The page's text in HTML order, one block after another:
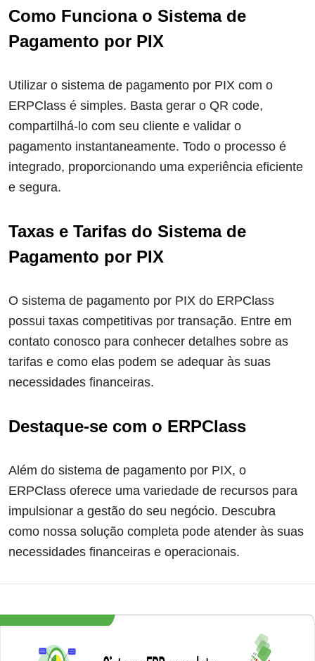
Como Funciona o Sistema de
Pagamento por PIX
Utilizar o sistema de pagamento por PIX com o
ERPClass é simples. Basta gerar o QR code,
compartilhá-lo com seu cliente e validar o
pagamento instantaneamente. Todo o processo é
integrado, proporcionando uma experiência eficiente
e segura.
Taxas e Tarifas do Sistema de
Pagamento por PIX
O sistema de pagamento por PIX do ERPClass
possui taxas competitivas por transação. Entre em
contato conosco para conhecer detalhes sobre as
tarifas e como elas podem se adequar às suas
necessidades financeiras.
Destaque-se com o ERPClass
Além do sistema de pagamento por PIX, o
ERPClass oferece uma variedade de recursos para
impulsionar a gestão do seu negócio. Descubra
como nossa solução completa pode atender às suas
necessidades financeiras e operacionais.